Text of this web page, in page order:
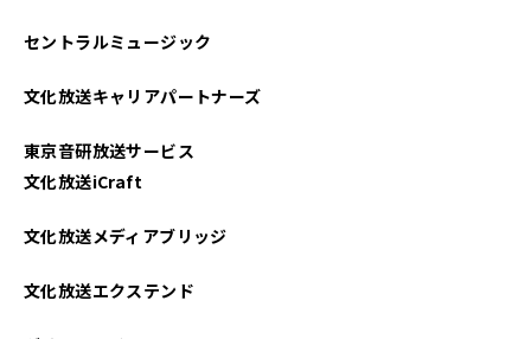
セントラルミュージック
文化放送キャリアパートナーズ
東京音研放送サービス
文化放送iCraft
文化放送メディアブリッジ
文化放送エクステンド